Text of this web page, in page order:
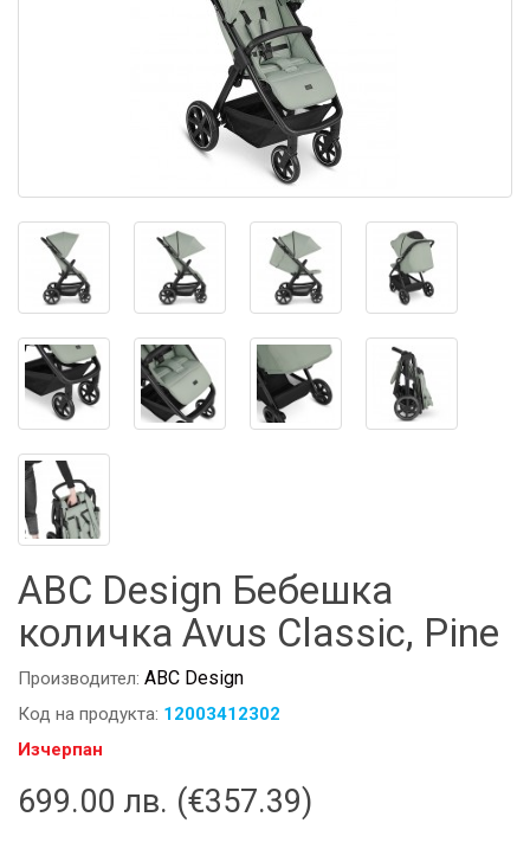
ABC Design Бебешка
количка Avus Classic, Pine
Производител: ABC Design
Код на продукта: 12003412302
Изчерпан
699.00 лв. (€357.39)